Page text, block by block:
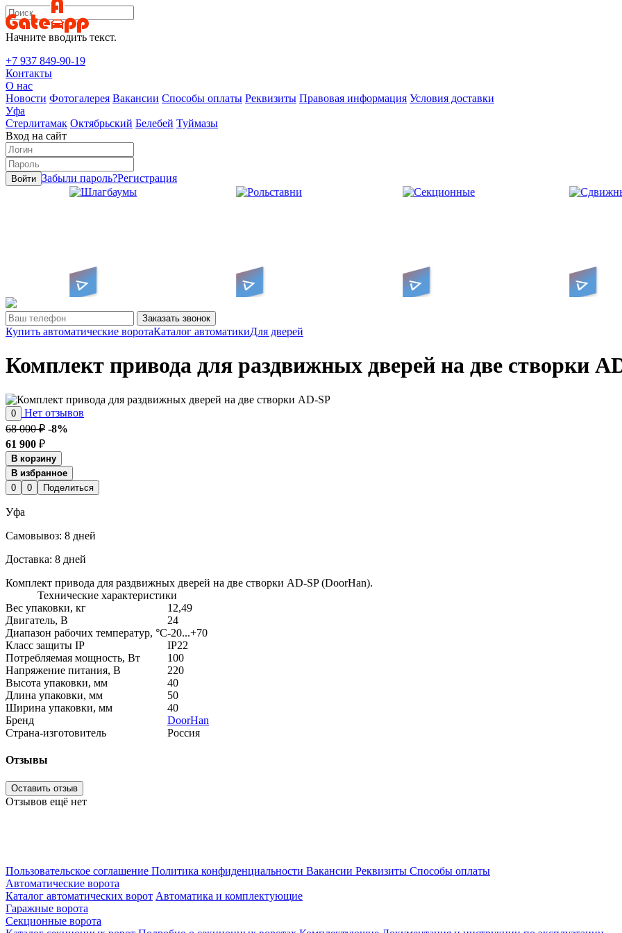
Начните вводить текст.
+7 937 849-90-19
Контакты
О нас
Новости Фотогалерея Вакансии Способы оплаты Реквизиты Правовая информация Условия доставки
Уфа
Стерлитамак Октябрьский Белебей Туймазы
Вход на сайт
Войти Забыли пароль?Регистрация
Шлагбаумы
сворачиваясь в рулон
Заказать звонок
Купить автоматические воротаКаталог автоматикиДля дверей
Комплект привода для раздвижных дверей на две створки
0
Нет отзывов
68 000 ₽ -8%
61 900 ₽
В корзину
В избранное
0
0 Поделиться
Уфа
Cамовывоз: 8 дней
Доставка: 8 дней
Комплект привода для раздвижных дверей на две створки AD-SP (DoorHan).
Технические характеристики
Вес упаковки, кг
12,49
Двигатель, В
24
Диапазон рабочих температур, °С-20...+70
Класс защиты IP
IP22
Потребляемая мощность, Вт
100
Напряжение питания, В
220
Высота упаковки, мм
40
Длина упаковки, мм
50
Ширина упаковки, мм
40
Бренд
DoorHan
Страна-изготовитель
Россия
Отзывы
Оставить отзыв
Отзывов ещё нет
Пользовательское соглашение Политика конфиденциальности Вакансии Реквизиты Способы оплаты
Автоматические ворота
Каталог автоматических ворот Автоматика и комплектующие
Гаражные ворота
Секционные ворота